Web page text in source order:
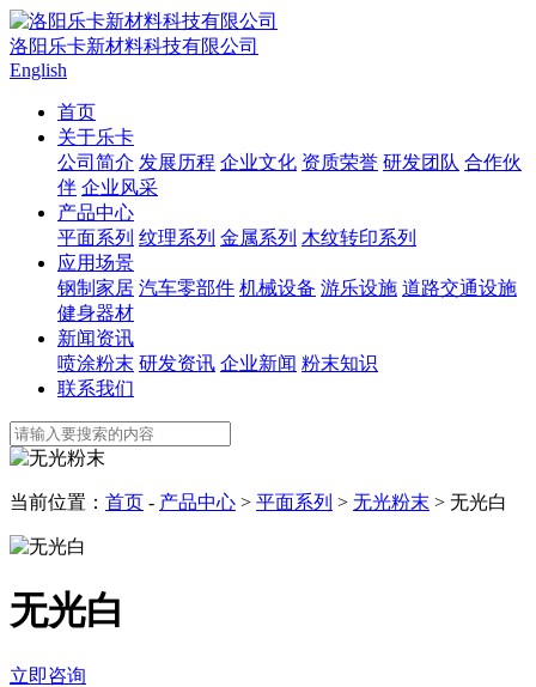
洛阳乐卡新材料科技有限公司
English
首页
关于乐卡
公司简介 发展历程 企业文化 资质荣誉 研发团队 合作伙
伴 企业风采
产品中心
平面系列 纹理系列 金属系列 木纹转印系列
应用场景
钢制家居 汽车零部件 机械设备 游乐设施 道路交通设施
健身器材
新闻资讯
喷涂粉末 研发资讯 企业新闻 粉末知识
联系我们
当前位置： 首页 - 产品中心 > 平面系列 > 无光粉末 > 无光白
无光白
立即咨询